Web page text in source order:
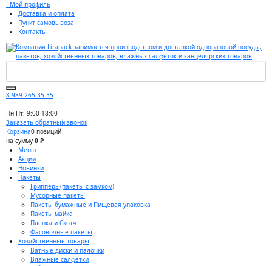
Мой профиль
Доставка и оплата
Пункт самовывоза
Контакты
8-989-265-35-35
Пн-Пт: 9:00-18:00
Заказать обратный звонок
Корзина0 позиций
на сумму 0 ₽
Меню
Акции
Новинки
Пакеты
Грипперы(пакеты с замком)
Мусорные пакеты
Пакеты бумажные и Пищевая упаковка
Пакеты майка
Пленка и Скотч
Фасовочные пакеты
Хозяйственные товары
Ватные диски и палочки
Влажные салфетки